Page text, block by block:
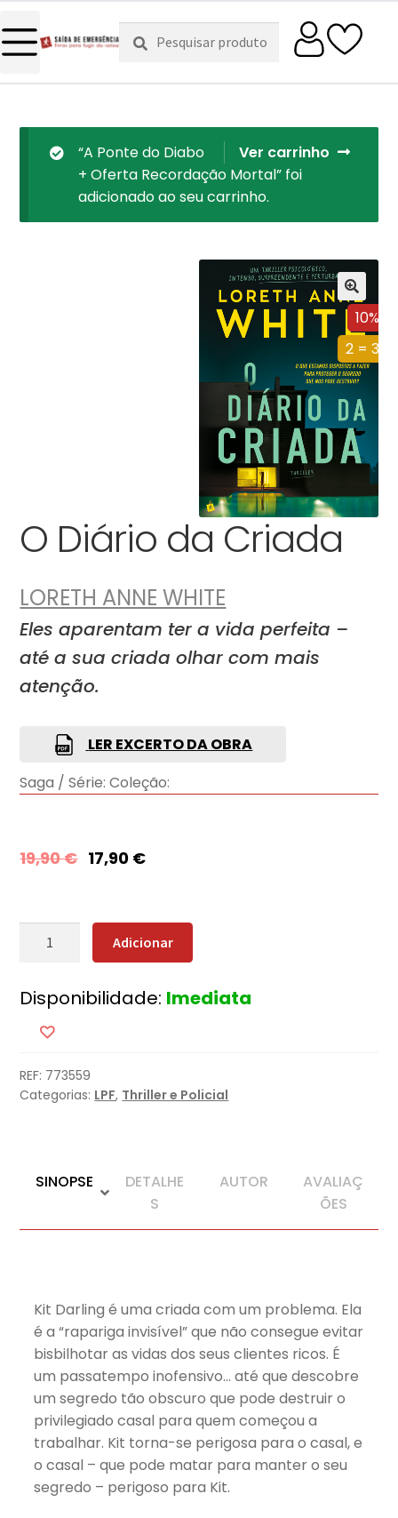
Pesquisar
por:
Pesquisa
Ver carrinho
“A Ponte do Diabo
+ Oferta Recordação Mortal” foi
adicionado ao seu carrinho.
10%
2 = 3
O Diário da Criada
LORETH ANNE WHITE
Eles aparentam ter a vida perfeita –
até a sua criada olhar com mais
atenção.
LER EXCERTO DA OBRA
Saga / Série: Coleção:
19,90€ 17,90 €
Quantidade
Diário
Criada
Adicionar
Disponibilidade: Imediata
REF: 773559
Categorias: LPF, Thriller e Policial
SINOPSE
DETALHE
S
AUTOR
AVALIAÇ
ÕES
Kit Darling é uma criada com um problema. Ela
é a “rapariga invisível” que não consegue evitar
bisbilhotar as vidas dos seus clientes ricos. É
um passatempo inofensivo… até que descobre
um segredo tão obscuro que pode destruir o
privilegiado casal para quem começou a
trabalhar. Kit torna-se perigosa para o casal, e
o casal – que pode matar para manter o seu
segredo – perigoso para Kit.